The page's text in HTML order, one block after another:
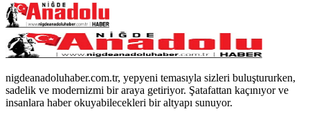
nigdeanadoluhaber.com.tr, yepyeni temasıyla sizleri buluştururken,
sadelik ve modernizmi bir araya getiriyor. Şatafattan kaçınıyor ve
insanlara haber okuyabilecekleri bir altyapı sunuyor.